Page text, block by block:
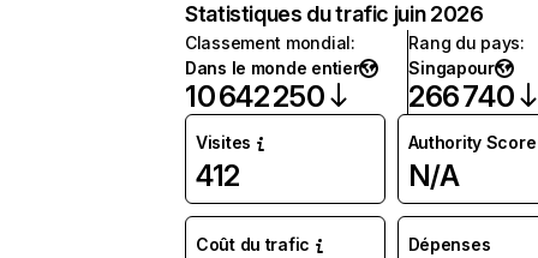
Statistiques du trafic juin 2026
Classement mondial:
Dans le monde entier
10 642 250
Rang du pays:
Singapour
266 740
Visites
412
Authority Score
N/A
Coût du trafic
Dépenses